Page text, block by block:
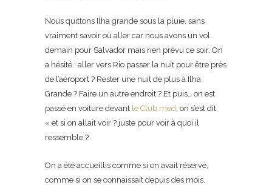
Nous quittons Ilha grande sous la pluie, sans
vraiment savoir où aller car nous avons un vol
demain pour Salvador mais rien prévu ce soir. On
a hésité : aller vers Rio passer la nuit pour être près
de l’aéroport ? Rester une nuit de plus à Ilha
Grande ? Faire un autre endroit ? Et puis… on est
passé en voiture devant le Club med , on s’est dit
« et si on allait voir ? juste pour voir à quoi il
ressemble ?
On a été accueillis comme si on avait réservé,
comme si on se connaissait depuis des mois,